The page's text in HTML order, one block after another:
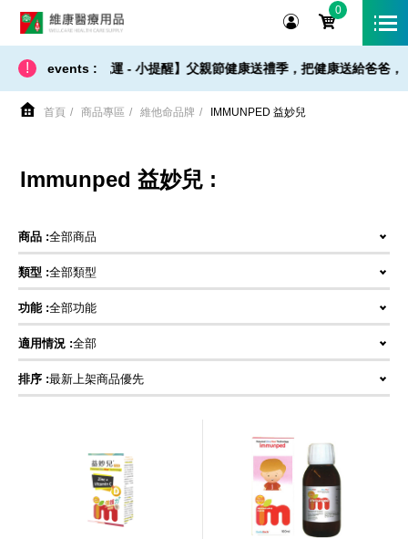
0
! events :
【 出貨 / 免運 - 小提醒】父親節健康送禮季，把健康送給爸爸
首頁 商品專區 維他命品牌 IMMUNPED 益妙兒
Immunped 益妙兒 :
商品 :全部商品
類型 :全部類型
功能 :全部功能
適用情況 :全部
排序 :最新上架商品優先